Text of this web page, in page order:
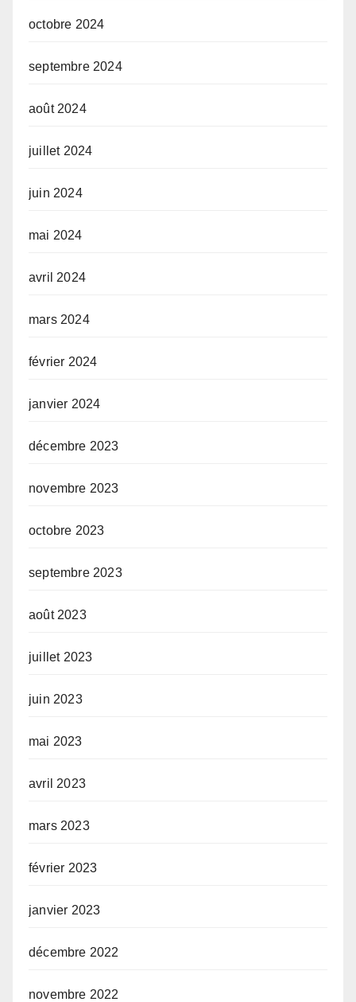
octobre 2024
septembre 2024
août 2024
juillet 2024
juin 2024
mai 2024
avril 2024
mars 2024
février 2024
janvier 2024
décembre 2023
novembre 2023
octobre 2023
septembre 2023
août 2023
juillet 2023
juin 2023
mai 2023
avril 2023
mars 2023
février 2023
janvier 2023
décembre 2022
novembre 2022